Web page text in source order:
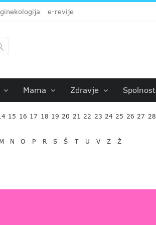
ginekologija e-revije
Mama Zdravje Spolnost
15 16 17 18 19 20 21 22 23 24 25 26 27 28
M N O P R S Š T U V Z Ž